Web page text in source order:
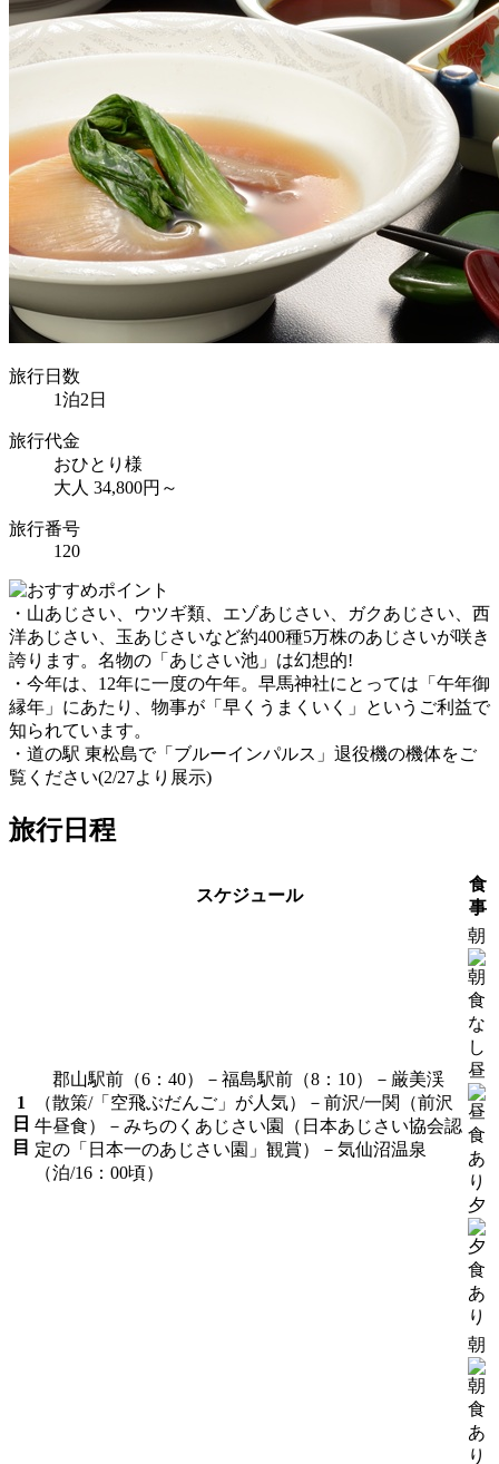
旅行日数
1泊2日
旅行代金
おひとり様
大人 34,800円～
旅行番号
120
・山あじさい、ウツギ類、エゾあじさい、ガクあじさい、西
洋あじさい、玉あじさいなど約400種5万株のあじさいが咲き
誇ります。名物の「あじさい池」は幻想的!
・今年は、12年に一度の午年。早馬神社にとっては「午年御
縁年」にあたり、物事が「早くうまくいく」というご利益で
知られています。
・道の駅 東松島で「ブルーインパルス」退役機の機体をご
覧ください(2/27より展示)
旅行日程
スケジュール
食
事
1
日
目
郡山駅前（6：40）－福島駅前（8：10）－厳美渓
（散策/「空飛ぶだんご」が人気）－前沢/一関（前沢
牛昼食）－みちのくあじさい園（日本あじさい協会認
定の「日本一のあじさい園」観賞）－気仙沼温泉
（泊/16：00頃）
朝
昼
夕
朝